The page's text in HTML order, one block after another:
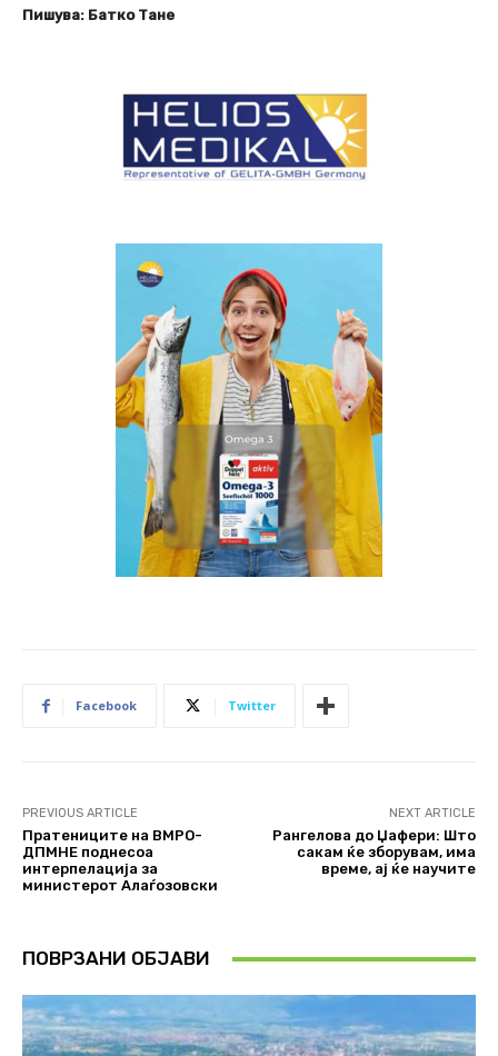
Пишува: Батко Тане
Facebook Twitter
PREVIOUS ARTICLE
Пратениците на ВМРО-
ДПМНЕ поднесоа
интерпелација за
министерот Алаѓозовски
NEXT ARTICLE
Рангелова до Џафери: Што
сакам ќе зборувам, има
време, ај ќе научите
ПОВРЗАНИ ОБЈАВИ